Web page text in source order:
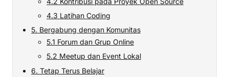
4.3 Latihan Coding
5. Bergabung dengan Komunitas
5.1 Forum dan Grup Online
5.2 Meetup dan Event Lokal
6. Tetap Terus Belajar